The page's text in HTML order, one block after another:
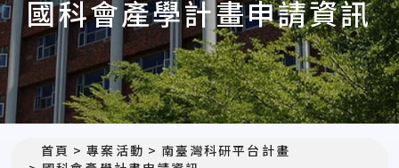
國科會產學計畫申請資訊
首頁 專案活動
南臺灣科研平台計畫